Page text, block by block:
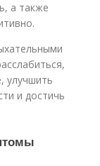
а также
улучшить
и достичь